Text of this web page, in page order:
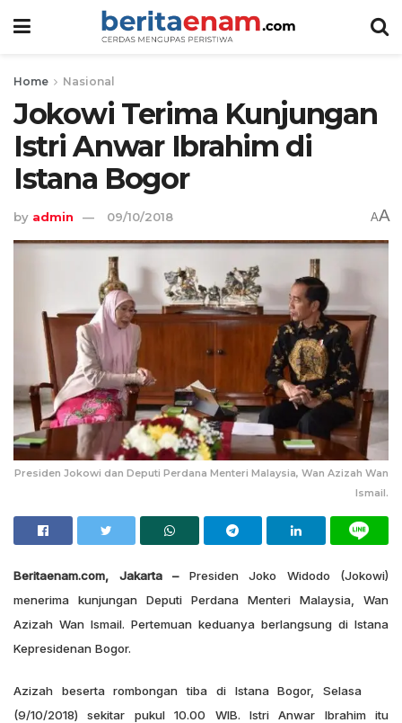
Home Nasional
Jokowi Terima Kunjungan
Istri Anwar Ibrahim di
Istana Bogor
by admin 09/10/2018 AA
Presiden Jokowi dan Deputi Perdana Menteri Malaysia, Wan Azizah Wan
Ismail.
Beritaenam.com, Jakarta –Presiden Joko Widodo (Jokowi)
menerima kunjungan Deputi Perdana Menteri Malaysia, Wan
Azizah Wan Ismail. Pertemuan keduanya berlangsung di Istana
Kepresidenan Bogor.
Azizah beserta rombongan tiba di Istana Bogor, Selasa
(9/10/2018) sekitar pukul 10.00 WIB. Istri Anwar Ibrahim itu